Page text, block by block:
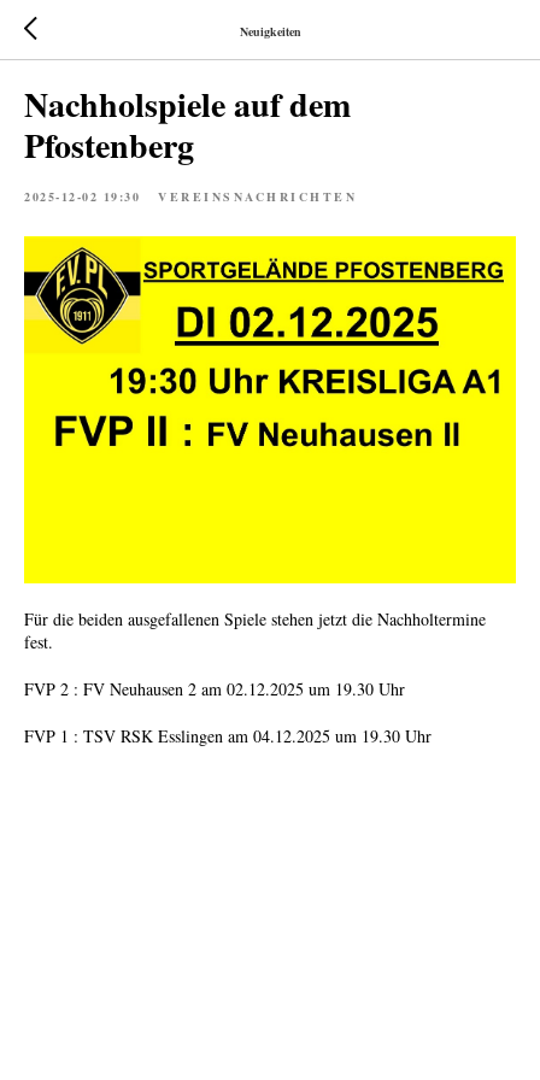
Neuigkeiten
Nachholspiele auf dem
Pfostenberg
2025-12-02 19:30 VEREINSNACHRICHTEN
Für die beiden ausgefallenen Spiele stehen jetzt die Nachholtermine
fest.
FVP 2 : FV Neuhausen 2 am 02.12.2025 um 19.30 Uhr
FVP 1 : TSV RSK Esslingen am 04.12.2025 um 19.30 Uhr